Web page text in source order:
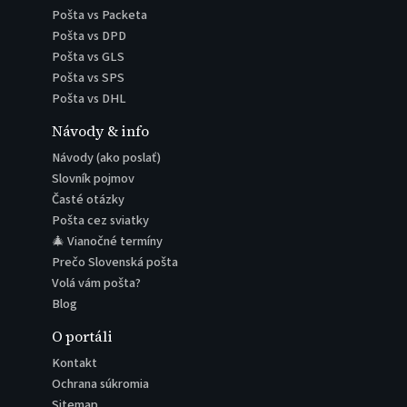
Pošta vs Packeta
Pošta vs DPD
Pošta vs GLS
Pošta vs SPS
Pošta vs DHL
Návody & info
Návody (ako poslať)
Slovník pojmov
Časté otázky
Pošta cez sviatky
🎄 Vianočné termíny
Prečo Slovenská pošta
Volá vám pošta?
Blog
O portáli
Kontakt
Ochrana súkromia